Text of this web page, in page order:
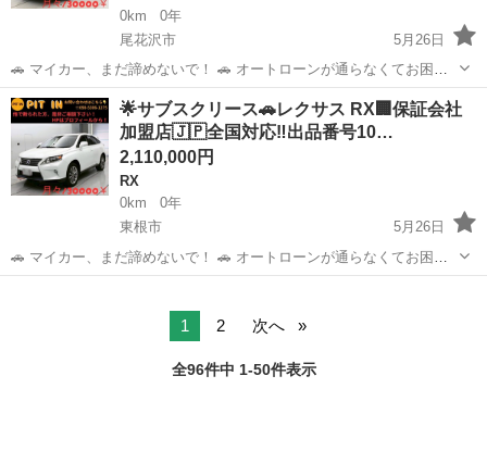
0km
0年
尾花沢市
5月26日
🚗 マイカー、まだ諦めないで！ 🚗 オートローンが通らなくてお困り
の方へ。 当店独自の「サブスクリース」で、ご希望のお車に乗りませ
んか？ ​🚘 【車両詳細】 🚘 ■ レクサス RX ■ 年式：平成28年 ■ 走行距
離：98...
山形 尾花沢市 RX
︎🌟サブスクリース🚗レクサス RX🏢保証会社
加盟店🇯🇵全国対応‼️出品番号10…
2,110,000円
RX
0km
0年
東根市
5月26日
🚗 マイカー、まだ諦めないで！ 🚗 オートローンが通らなくてお困り
の方へ。 当店独自の「サブスクリース」で、ご希望のお車に乗りませ
1 2 次へ
全96件中 1-50件表示